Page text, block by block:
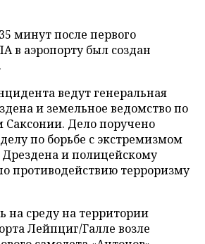
минут после первого
в аэропорту был создан
ведут генеральная
и земельное ведомство по
Дело поручено
по борьбе с экстремизмом
и полицейскому
противодействию терроризму
на среду на территории
Лейпциг/Галле возле